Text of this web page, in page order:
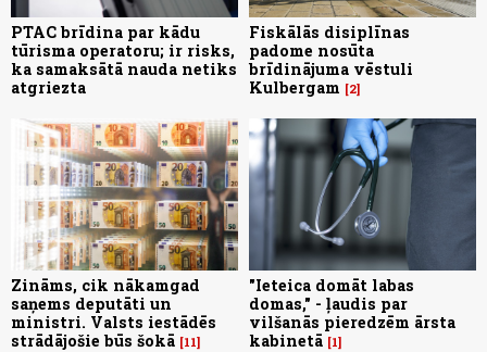
PTAC brīdina par kādu
tūrisma operatoru; ir risks,
ka samaksātā nauda netiks
atgriezta
Fiskālās disiplīnas
padome nosūta
brīdinājuma vēstuli
Kulbergam
2
Zināms, cik nākamgad
saņems deputāti un
ministri. Valsts iestādēs
strādājošie būs šokā 11
"Ieteica domāt labas
domas," - ļaudis par
vilšanās pieredzēm ārsta
kabinetā 1